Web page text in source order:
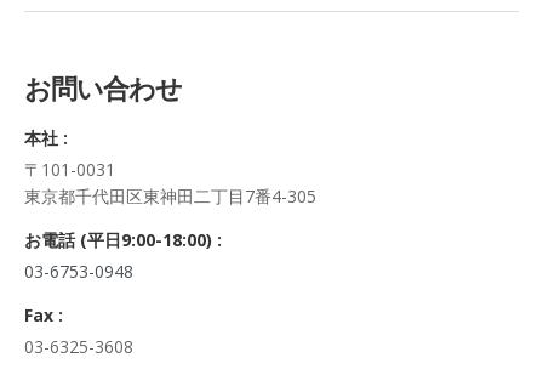
ご入力頂く個人情報は第三者に提供しません。
正・追加・削除、利用の停止または消去、第三者への提供の停
口に申し出ることができます。
その際、弊社はご本人を確認させていただいたうえで、合理的
な期間内に対応いたします。
株式会社FloBoard 個人情報問合せ窓口
〒101-0031 東京都千代田区東神田二丁目7番4-305
メールアドレス: info@floboard.co.jp TEL: 03-6753-0948
ールデンウィークを除く)
お問い合わせ
本社 :
〒101-0031
東京都千代田区東神田二丁目7番4-305
お電話 (平日9:00-18:00) :
03-6753-0948
Fax :
03-6325-3608